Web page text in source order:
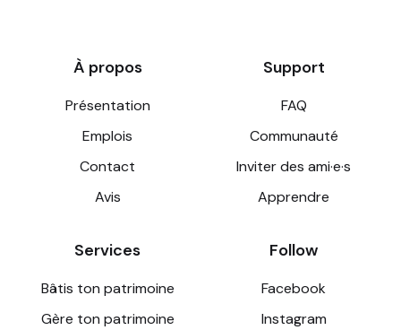
À propos
Présentation
Emplois
Contact
Avis
Support
FAQ
Communauté
Inviter des ami·e·s
Apprendre
Services
Bâtis ton patrimoine
Gère ton patrimoine
Follow
Facebook
Instagram